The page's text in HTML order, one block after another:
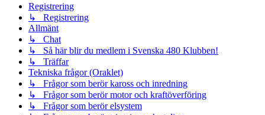
Registrering
↳ Registrering
Allmänt
↳ Chat
↳ Så här blir du medlem i Svenska 480 Klubben!
↳ Träffar
Tekniska frågor (Oraklet)
↳ Frågor som berör kaross och inredning
↳ Frågor som berör motor och kraftöverföring
↳ Frågor som berör elsystem